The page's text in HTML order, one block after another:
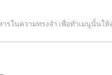
ในความทรงจำ เพื่อทำเมนูนั้นให้